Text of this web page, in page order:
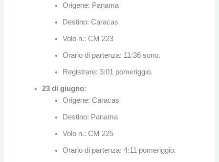
Origene: Panama
Destino: Caracas
Volo n.: CM 223
Orario di partenza: 11:36 sono.
Registrare: 3:01 pomeriggio.
23 di giugno:
Origene: Caracas
Destino: Panama
Volo n.: CM 225
Orario di partenza: 4:11 pomeriggio.